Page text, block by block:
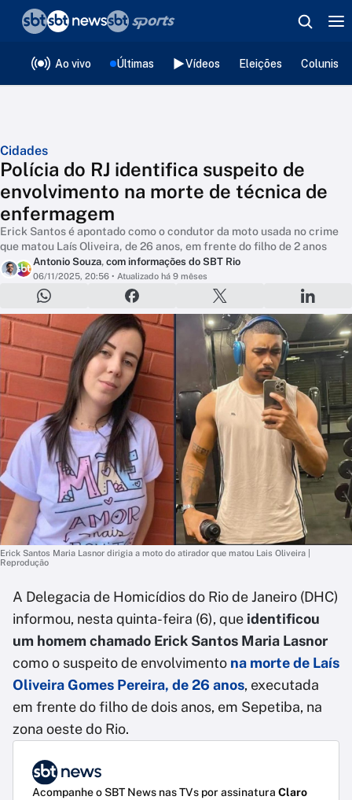
Ao vivo Últimas Vídeos Eleições
Cidades
Polícia do RJ identifica suspeito de
envolvimento na morte de técnica de
enfermagem
Erick Santos é apontado como o condutor da moto usada no crime
que matou Laís Oliveira, de 26 anos, em frente do filho de 2 anos
Antonio Souza, com informações do SBT Rio
06/11/2025, 20:56 • Atualizado há 9 mêses
Erick Santos Maria Lasnor dirigia a moto do atirador que matou Lais Oliveira |
Reprodução
A Delegacia de Homicídios do Rio de Janeiro (DHC)
informou, nesta quinta-feira (6), que identificou
um homem chamado Erick Santos Maria Lasnor
como o suspeito de envolvimento na morte de Laís
Oliveira Gomes Pereira, de 26 anos, executada
em frente do filho de dois anos, em Sepetiba, na
zona oeste do Rio.
Acompanhe o SBT News nas TVs por assinatura Claro
❮voltar
Editorias